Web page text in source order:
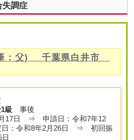
失調症
：父) 千葉県白井市
級 事後
月17日 ⇒ 申請日：令和7年12
：令和8年2月26日 ⇒ 初回振